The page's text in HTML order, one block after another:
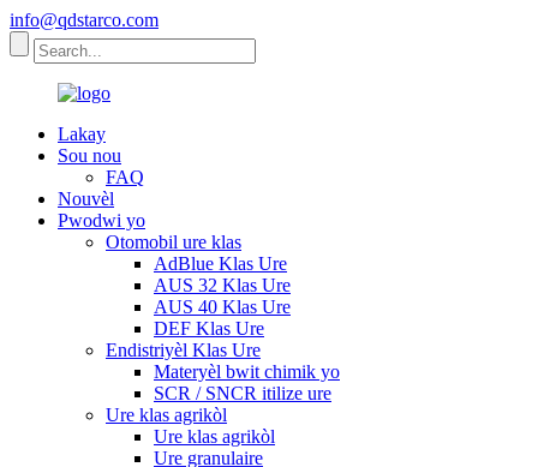
info@qdstarco.com
Lakay
Sou nou
FAQ
Nouvèl
Pwodwi yo
Otomobil ure klas
AdBlue Klas Ure
AUS 32 Klas Ure
AUS 40 Klas Ure
DEF Klas Ure
Endistriyèl Klas Ure
Materyèl bwit chimik yo
SCR / SNCR itilize ure
Ure klas agrikòl
Ure klas agrikòl
Ure granulaire